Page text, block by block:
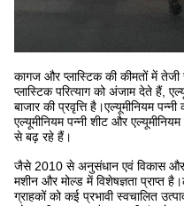
कागज और प्लास्टिक की कीमतों में
प्लास्टिक परित्याग को अंजाम देते हैं,
बाजार की प्रवृत्ति है।एल्यूमीनियम
एल्यूमीनियम पन्नी शीट और
से बढ़ रहे हैं।
जैसे 2010 से अनुसंधान एवं विकास और
मशीन और मोल्ड में विशेषज्ञता प्राप्त
ग्राहकों को कई प्रभावी स्वचालित